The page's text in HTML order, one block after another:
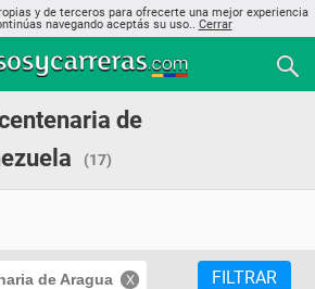
y de terceros para ofrecerte una mejor experiencia
navegando aceptás su uso.. Cerrar
de
(17)
de Aragua FILTRAR